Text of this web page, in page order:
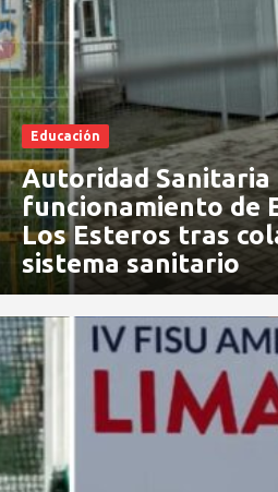
Educación
Autoridad
funcionamiento de
Los Esteros tras
sistema sanitario